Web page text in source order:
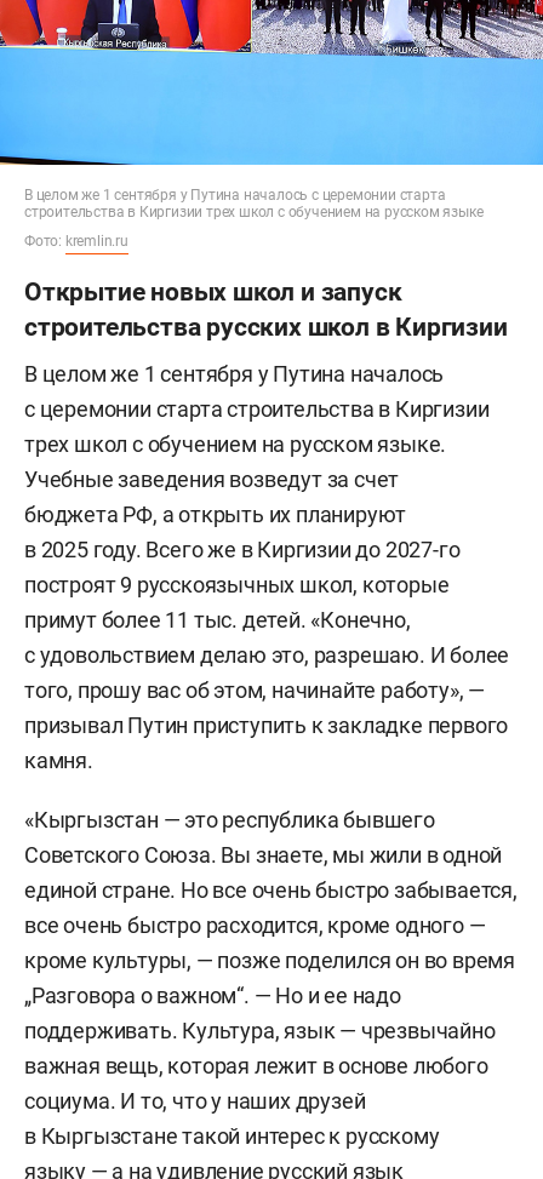
В целом же 1 сентября у Путина началось с церемонии старта
строительства в Киргизии трех школ с обучением на русском языке
Фото: kremlin.ru
Открытие новых школ и запуск
строительства русских школ в Киргизии
В целом же 1 сентября у Путина началось
с церемонии старта строительства в Киргизии
трех школ с обучением на русском языке.
Учебные заведения возведут за счет
бюджета РФ, а открыть их планируют
в 2025 году. Всего же в Киргизии до 2027-го
построят 9 русскоязычных школ, которые
примут более 11 тыс. детей. «Конечно,
с удовольствием делаю это, разрешаю. И более
того, прошу вас об этом, начинайте работу», —
призывал Путин приступить к закладке первого
камня.
«Кыргызстан — это республика бывшего
Советского Союза. Вы знаете, мы жили в одной
единой стране. Но все очень быстро забывается,
все очень быстро расходится, кроме одного —
кроме культуры, — позже поделился он во время
„Разговора о важном“. — Но и ее надо
поддерживать. Культура, язык — чрезвычайно
важная вещь, которая лежит в основе любого
социума. И то, что у наших друзей
в Кыргызстане такой интерес к русскому
языку — а на удивление русский язык